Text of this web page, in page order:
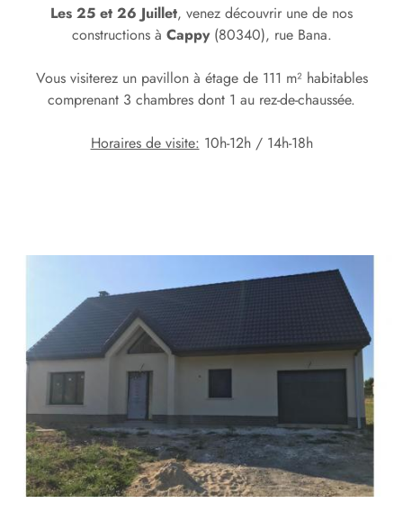
Les 25 et 26 Juillet, venez découvrir une de nos
constructions à Cappy(80340), rue Bana.
Vous visiterez un pavillon à étage de 111 m² habitables
comprenant 3 chambres dont 1 au rez-de-chaussée.
Horaires de visite: 10h-12h / 14h-18h